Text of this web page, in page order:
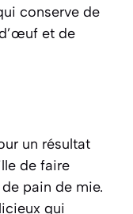
conserve de
et de
un résultat
de faire
pain de mie.
qui